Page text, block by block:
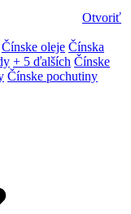
Otvoriť
Čínske oleje Čínska
+ 5 ďalších Čínske
Čínske pochutiny